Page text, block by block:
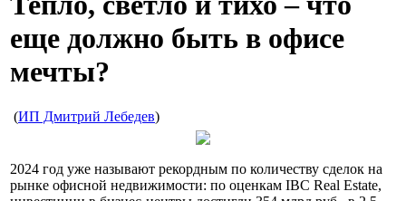
еще должно быть в офисе
мечты?
(ИП Дмитрий Лебедев)
2024 год уже называют рекордным по количеству сделок на
рынке офисной недвижимости: по оценкам IBC Real Estate,